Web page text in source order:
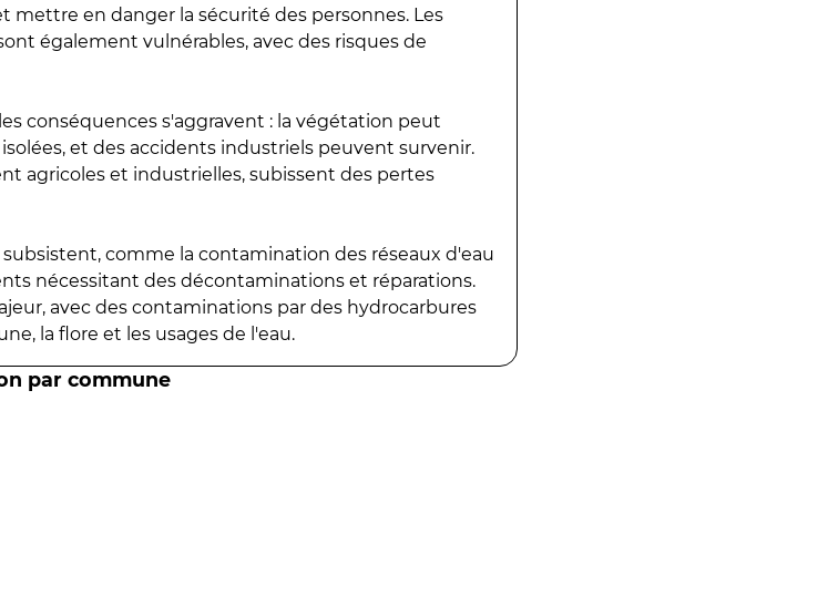
mettre en danger la sécurité des personnes. Les
également vulnérables, avec des risques de
conséquences s'aggravent : la végétation peut
et des accidents industriels peuvent survenir.
agricoles et industrielles, subissent des pertes
comme la contamination des réseaux d'eau
nécessitant des décontaminations et réparations.
avec des contaminations par des hydrocarbures
la flore et les usages de l'eau.
par commune